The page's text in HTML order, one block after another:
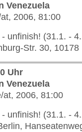
Venezuela
2006, 81:00
unfinish! (31.1. -
Str. 30,
Uhr
Venezuela
at, 2006, 81:00
unfinish! (31.1. -